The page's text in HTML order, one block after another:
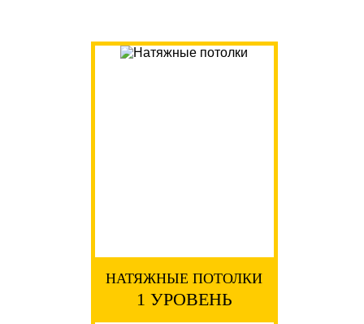
НАТЯЖНЫЕ ПОТОЛКИ
1 УРОВЕНЬ